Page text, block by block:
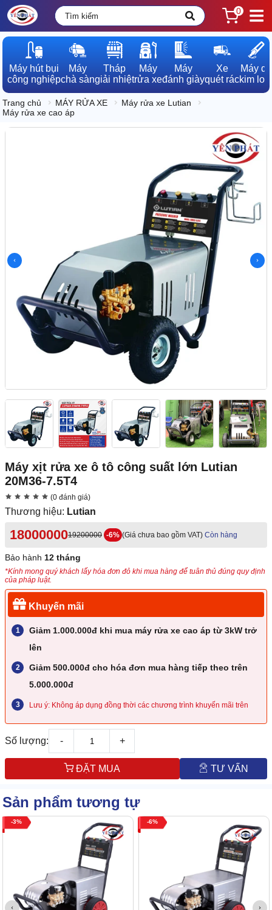
0
Máy hút bụi
công nghiệp
Máy
chà sàn
Tháp
giải nhiệt
Máy
rửa xe
Máy
đánh giày
Xe
quét rác
Máy dò
kim loại
Trang chủ MÁY RỬA XE
Máy rửa xe Lutian
Máy rửa xe cao áp
Máy xịt rửa xe ô tô công suất lớn Lutian
20M36-7.5T4
(0 đánh giá)
Thương hiệu: Lutian
1800000019200000 -6% (Giá chưa bao gồm VAT) Còn hàng
Bảo hành 12 tháng
*Kính mong quý khách lấy hóa đơn đỏ khi mua hàng để tuân thủ đúng quy định
của pháp luật.
Khuyến mãi
Giảm 1.000.000đ khi mua máy rửa xe cao áp từ 3kW trở
lên
Giảm 500.000đ cho hóa đơn mua hàng tiếp theo trên
5.000.000đ
Lưu ý: Không áp dụng đồng thời các chương trình khuyến mãi trên
Số lượng: - +
ĐẶT MUA TƯ VẤN
Sản phẩm tương tự
3 6